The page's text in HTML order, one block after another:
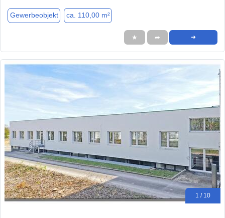
Gewerbeobjekt ca. 110,00 m²
★ ➦ ➜
1 / 10